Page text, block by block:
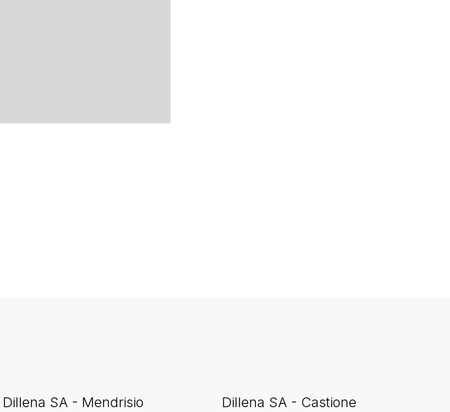
Dillena SA - Mendrisio Dillena SA - Castione